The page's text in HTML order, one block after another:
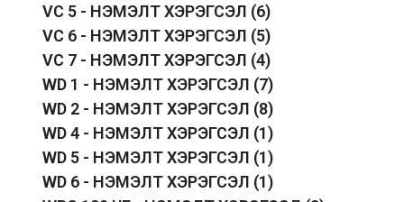
VC 5 - НЭМЭЛТ ХЭРЭГСЭЛ (6)
VC 6 - НЭМЭЛТ ХЭРЭГСЭЛ (5)
VC 7 - НЭМЭЛТ ХЭРЭГСЭЛ (4)
WD 1 - НЭМЭЛТ ХЭРЭГСЭЛ (7)
WD 2 - НЭМЭЛТ ХЭРЭГСЭЛ (8)
WD 4 - НЭМЭЛТ ХЭРЭГСЭЛ (1)
WD 5 - НЭМЭЛТ ХЭРЭГСЭЛ (1)
WD 6 - НЭМЭЛТ ХЭРЭГСЭЛ (1)